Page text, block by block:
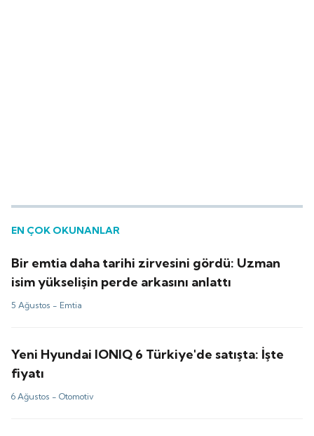
EN ÇOK OKUNANLAR
Bir emtia daha tarihi zirvesini gördü: Uzman
isim yükselişin perde arkasını anlattı
5 Ağustos - Emtia
Yeni Hyundai IONIQ 6 Türkiye'de satışta: İşte
fiyatı
6 Ağustos -Otomotiv